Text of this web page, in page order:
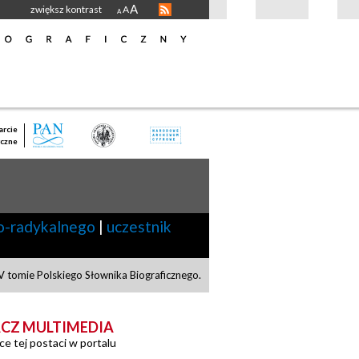
zwiększ kontrast A AA
radykalnego | uczestnik
Polskiego Słownika Biograficznego.
MULTIMEDIA
tej postaci w portalu